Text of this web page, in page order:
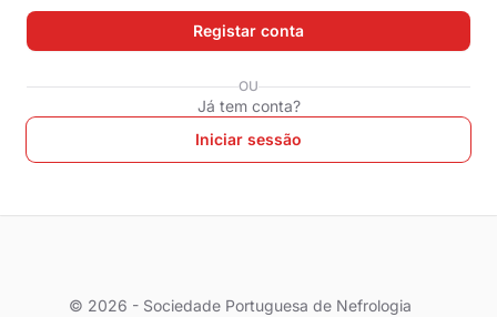
Registar conta
OU
Já tem conta?
Iniciar sessão
© 2026 - Sociedade Portuguesa de Nefrologia